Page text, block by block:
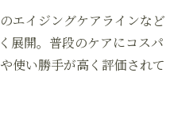
エイジングケアラインなど
展開。普段のケアにコスパ
使い勝手が高く評価されて